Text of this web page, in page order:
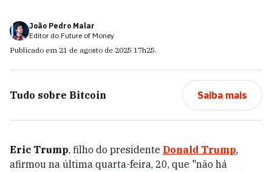
João Pedro Malar
Editor do Future of Money
Publicado em 21 de agosto de 2025 17h25.
Tudo sobre Bitcoin Saiba mais
Eric Trump, filho do presidente Donald Trump,
afirmou na última quarta-feira, 20, que "não há